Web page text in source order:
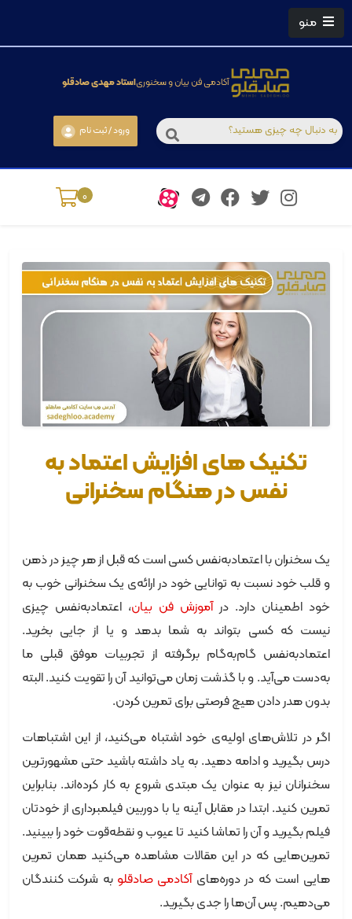
منو
آکادمی فن بیان و سخنوریاستاد مهدی صادقلو
ورود / ثبت نام
0
تکنیک های افزایش اعتماد به
نفس در هنگام سخنرانی
یک سخنران با اعتمادبه‌نفس کسی است که قبل از هر چیز در ذهن
و قلب خود نسبت به توانایی خود در ارائه‌ی یک سخنرانی خوب به
خود اطمینان دارد. درآموزش فن بیان، اعتمادبه‌نفس چیزی
نیست که کسی بتواند به شما بدهد و یا از جایی بخرید.
اعتمادبه‌نفس گام‌به‌گام برگرفته از تجربیات موفق قبلی ما
به‌دست می‌آید. و با گذشت زمان می‌توانید آن را تقویت کنید. البته
بدون هدر دادن هیچ فرصتی برای تمرین کردن.
اگر در تلاش‌های اولیه‌ی خود اشتباه می‌کنید، از این اشتباهات
درس بگیرید و ادامه دهید. به یاد داشته باشید حتی مشهورترین
سخنرانان نیز به عنوان یک مبتدی شروع به کار کرده‌اند. بنابراین
تمرین کنید. ابتدا در مقابل آینه یا با دوربین فیلمبرداری از خودتان
فیلم بگیرید و آن را تماشا کنید تا عیوب و نقطه‌قوت خود را ببینید.
تمرین‌هایی که در این مقالات مشاهده می‌کنید همان تمرین
هایی است که در دوره‌هایآکادمی صادقلو به شرکت کنندگان
می‌دهیم. پس آن‌ها را جدی بگیرید.